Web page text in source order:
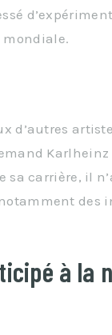
d’autres
Karlheinz
carrière, il
des
à la